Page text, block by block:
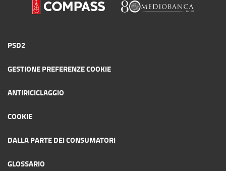
PSD2
GESTIONE PREFERENZE COOKIE
ANTIRICICLAGGIO
COOKIE
DALLA PARTE DEI CONSUMATORI
GLOSSARIO